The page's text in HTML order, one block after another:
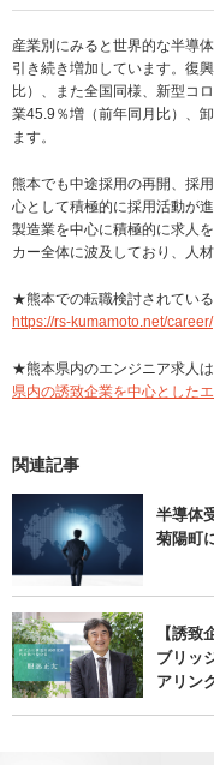
産業別にみると世界的な半導
引き続き増加しています。復
比）、また全国同様、新型コ
業45.9％増（前年同月比）、
ます。
熊本でも中途採用の再開、採
心として積極的に採用活動が
製造業を中心に積極的に求人
カー全体に波及しており、人
★熊本での転職検討されてい
https://rs-kumamoto.net/career/
★熊本県内のエンジニア求人
県内の誘致企業を中心とした
関連記事
半導体
菊陽町
【誘
ブリッ
アリン